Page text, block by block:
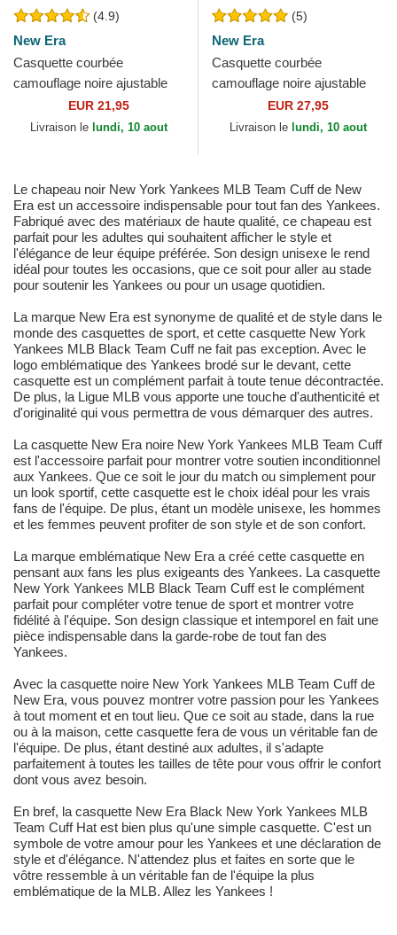
(4.9)
New Era
Casquette courbée
camouflage noire ajustable
pour enfant avec logo noir
9FORTY League Essential...
EUR 21,95
Livraison le lundi, 10 aout
(5)
New Era
Casquette courbée
camouflage noire ajustable
avec logo noir 9FORTY
League Essential New York...
EUR 27,95
Livraison le lundi, 10 aout
Le chapeau noir New York Yankees MLB Team Cuff de New
Era est un accessoire indispensable pour tout fan des Yankees.
Fabriqué avec des matériaux de haute qualité, ce chapeau est
parfait pour les adultes qui souhaitent afficher le style et
l'élégance de leur équipe préférée. Son design unisexe le rend
idéal pour toutes les occasions, que ce soit pour aller au stade
pour soutenir les Yankees ou pour un usage quotidien.
La marque New Era est synonyme de qualité et de style dans le
monde des casquettes de sport, et cette casquette New York
Yankees MLB Black Team Cuff ne fait pas exception. Avec le
logo emblématique des Yankees brodé sur le devant, cette
casquette est un complément parfait à toute tenue décontractée.
De plus, la Ligue MLB vous apporte une touche d'authenticité et
d'originalité qui vous permettra de vous démarquer des autres.
La casquette New Era noire New York Yankees MLB Team Cuff
est l'accessoire parfait pour montrer votre soutien inconditionnel
aux Yankees. Que ce soit le jour du match ou simplement pour
un look sportif, cette casquette est le choix idéal pour les vrais
fans de l'équipe. De plus, étant un modèle unisexe, les hommes
et les femmes peuvent profiter de son style et de son confort.
La marque emblématique New Era a créé cette casquette en
pensant aux fans les plus exigeants des Yankees. La casquette
New York Yankees MLB Black Team Cuff est le complément
parfait pour compléter votre tenue de sport et montrer votre
fidélité à l'équipe. Son design classique et intemporel en fait une
pièce indispensable dans la garde-robe de tout fan des
Yankees.
Avec la casquette noire New York Yankees MLB Team Cuff de
New Era, vous pouvez montrer votre passion pour les Yankees
à tout moment et en tout lieu. Que ce soit au stade, dans la rue
ou à la maison, cette casquette fera de vous un véritable fan de
l'équipe. De plus, étant destiné aux adultes, il s'adapte
parfaitement à toutes les tailles de tête pour vous offrir le confort
dont vous avez besoin.
En bref, la casquette New Era Black New York Yankees MLB
Team Cuff Hat est bien plus qu'une simple casquette. C'est un
symbole de votre amour pour les Yankees et une déclaration de
style et d'élégance. N'attendez plus et faites en sorte que le
vôtre ressemble à un véritable fan de l'équipe la plus
emblématique de la MLB. Allez les Yankees !